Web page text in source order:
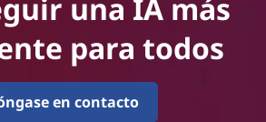
una IA más
para todos
en contacto